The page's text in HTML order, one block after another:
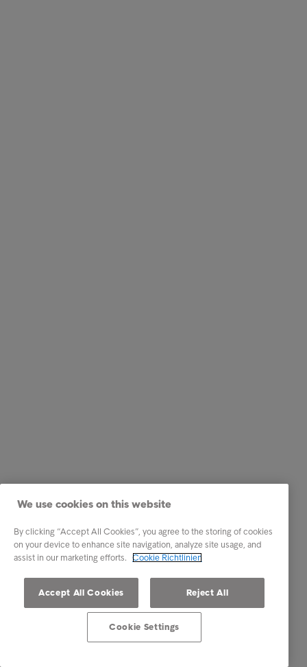
We use cookies on this website
By clicking “Accept All Cookies”, you agree to the storing of cookies
on your device to enhance site navigation, analyze site usage, and
assist in our marketing efforts. Cookie Richtlinien
Accept All Cookies Reject All
Cookie Settings